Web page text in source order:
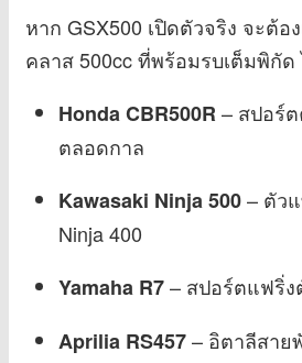
หาก GSX500 เปิดตัวจริง จะต้
คลาส 500cc ที่พร้อมรบเต็มพิกัด
Honda CBR500R – สปอร์
ตลอดกาล
Kawasaki Ninja 500– ตัว
Ninja 400
Yamaha R7– สปอร์ตแฟริ่ง
Aprilia RS457– อิตาลีสาย